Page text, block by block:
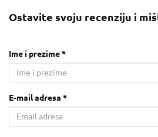
Ostavite svoju recenziju i
Ime i prezime *
E-mail adresa *